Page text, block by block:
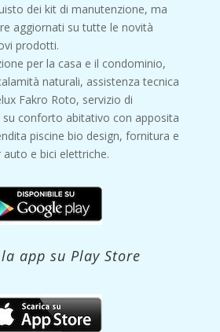
dei kit di manutenzione, ma
aggiornati su tutte le novità
prodotti.
per la casa e il condominio,
naturali, assistenza tecnica
Fakro Roto, servizio di
su conforto abitativo con apposita
piscine bio design, fornitura e
e bici elettriche.
app su Play Store